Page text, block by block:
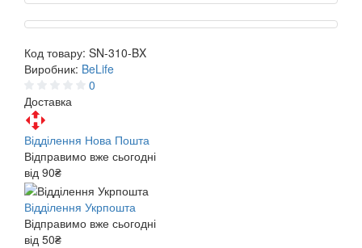
Код товару: SN-310-BX
Виробник: BeLife
0
Доставка
Відділення Нова Пошта
Відправимо вже сьогодні
від 90₴
Відділення Укрпошта
Відправимо вже сьогодні
від 50₴